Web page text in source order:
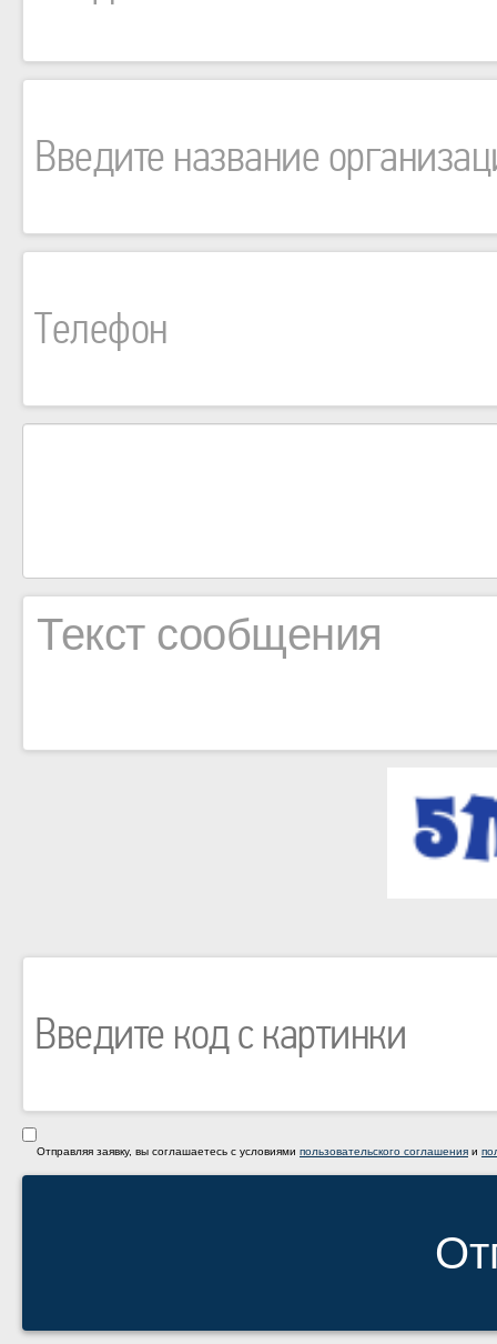
Отправляя заявку, вы соглашаетесь с условиями пользовательского соглашения и